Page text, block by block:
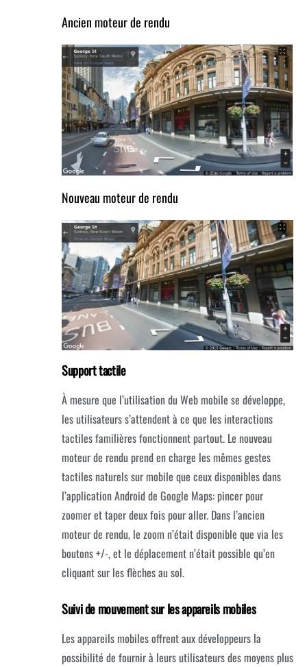
Ancien moteur de rendu
Nouveau moteur de rendu
Support tactile
À mesure que l’utilisation du Web mobile se développe,
les utilisateurs s’attendent à ce que les interactions
tactiles familières fonctionnent partout. Le nouveau
moteur de rendu prend en charge les mêmes gestes
tactiles naturels sur mobile que ceux disponibles dans
l’application Android de Google Maps: pincer pour
zoomer et taper deux fois pour aller. Dans l’ancien
moteur de rendu, le zoom n’était disponible que via les
boutons +/-, et le déplacement n’était possible qu’en
cliquant sur les flèches au sol.
Suivi de mouvement sur les appareils mobiles
Les appareils mobiles offrent aux développeurs la
possibilité de fournir à leurs utilisateurs des moyens plus